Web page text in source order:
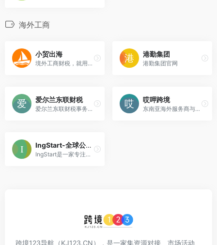
海外工商
小贸出海
境外工商财税，就用小贸出海！
港勤集团
港勤集团官网
爱尔兰东联财税
爱尔兰东联财税事务所 (Eastern Connection Tax Accounting)是爱尔兰唯一一家同时由华人持牌特许税务师和华人资深特许会计
哎呷跨境
东南亚海外服务商与卖家直连平台，覆盖工商注册/资质认证/商标注册/进出口合规等海外服务，满足卖家电商运营各环节需求。
IngStart-全球公司注册与合规
IngStart是一家专注于全球公司注册和合规服务的企业，致力于为客户提供一站式的海外商务解决方案。服务范围涵盖美国、中国香港、英国、新加坡、迪拜等多个国家和地
跨境123导航（KJ123.CN），是一家集资源对接、市场活动、